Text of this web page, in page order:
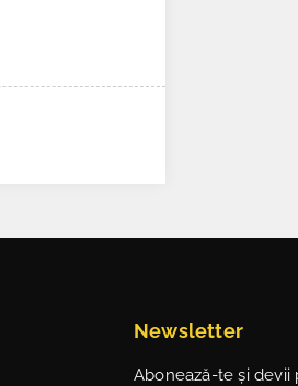
Newsletter
Abonează-te și